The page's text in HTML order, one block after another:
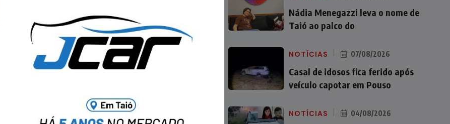
Nádia Menegazzi leva o nome de
Taió ao palco do
NOTÍCIAS 07/08/2026
Casal de idosos fica ferido após
veículo capotar em Pouso
NOTÍCIAS 04/08/2026